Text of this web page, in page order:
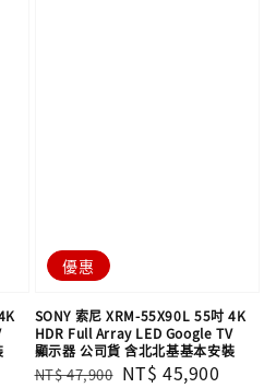
優惠
SONY 索尼 XRM-55X90L 55吋 4K
HDR Full Array LED Google TV
顯示器 公司貨 含北北基基本安裝
Regular
NT$ 47,900 Sale
NT$ 45,900